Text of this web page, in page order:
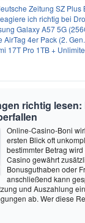
Zeitung SZ Plus Basis-
ich richtig bei
A57 5G (256GB) + 50GB 5G + Alles-Flat im
4er Pack (2. Gen.), Allnet Flat 20GB 5G im
Pro 1TB + Unlimited 5G + Alles-Flat im o2
richtig lesen:
Online-Casino-Boni
ersten Blick oft
bestimmter Betrag
Casino gewährt
Bonusguthaben oder
anschließend kann
und Auszahlung
ab. Wer diese